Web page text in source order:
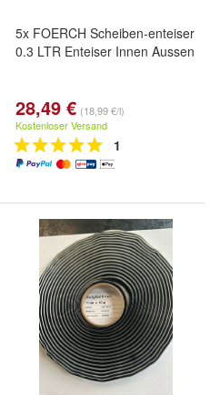
5x FOERCH Scheiben-enteiser
0.3 LTR Enteiser Innen Aussen
28,49 € (18,99 €/l)
Kostenloser Versand
1